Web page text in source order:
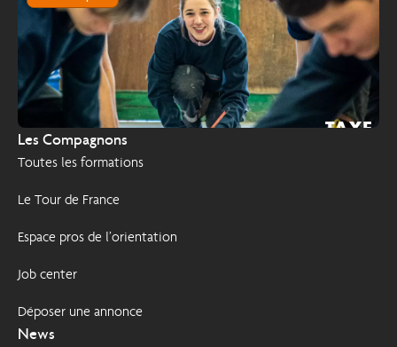
Les Compagnons
Toutes les formations
Le Tour de France
Espace pros de l’orientation
Job center
Déposer une annonce
News
TAXE